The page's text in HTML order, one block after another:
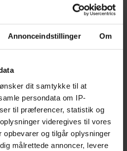
Annonceindstillinger Om
ønsker dit samtykke til at
persondata om IP-
til præferencer, statistik og
videregives til vores
opbevarer og tilgår oplysninger
målrettede annoncer, levere